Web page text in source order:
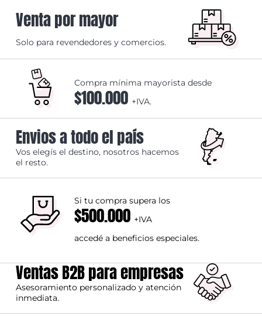
Venta por mayor
Solo para revendedores y comercios.
Compra mínima mayorista desde
$100.000 +IVA.
Envios a todo el país
Vos elegís el destino, nosotros hacemos
el resto.
Si tu compra supera los
$500.000 +IVA
accedé a beneficios especiales.
Ventas B2B para empresas
Asesoramiento personalizado y atención
inmediata.